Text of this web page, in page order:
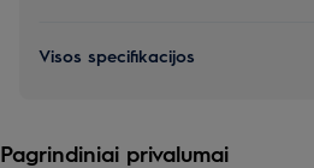
Visos specifikacijos
Pagrindiniai privalumai